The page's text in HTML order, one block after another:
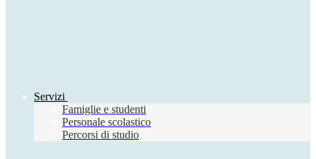
Servizi
Famiglie e studenti
Personale scolastico
Percorsi di studio